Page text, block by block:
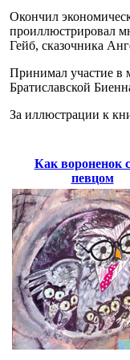
Окончил
проиллюстрировал
Гейб, сказочника
Принимал участие в
Братиславской
За иллюстрации к
Как вороненок
певцом